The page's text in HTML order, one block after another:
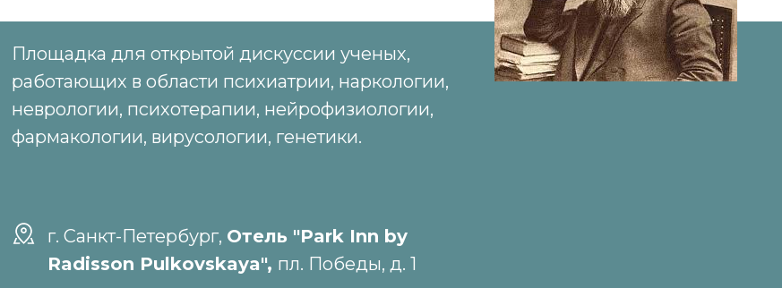
Площадка для открытой дискуссии ученых,
работающих в области психиатрии, наркологии,
неврологии, психотерапии, нейрофизиологии,
фармакологии, вирусологии, генетики.
г. Санкт-Петербург, Отель "Park Inn by
Radisson Pulkovskaya", пл. Победы, д. 1